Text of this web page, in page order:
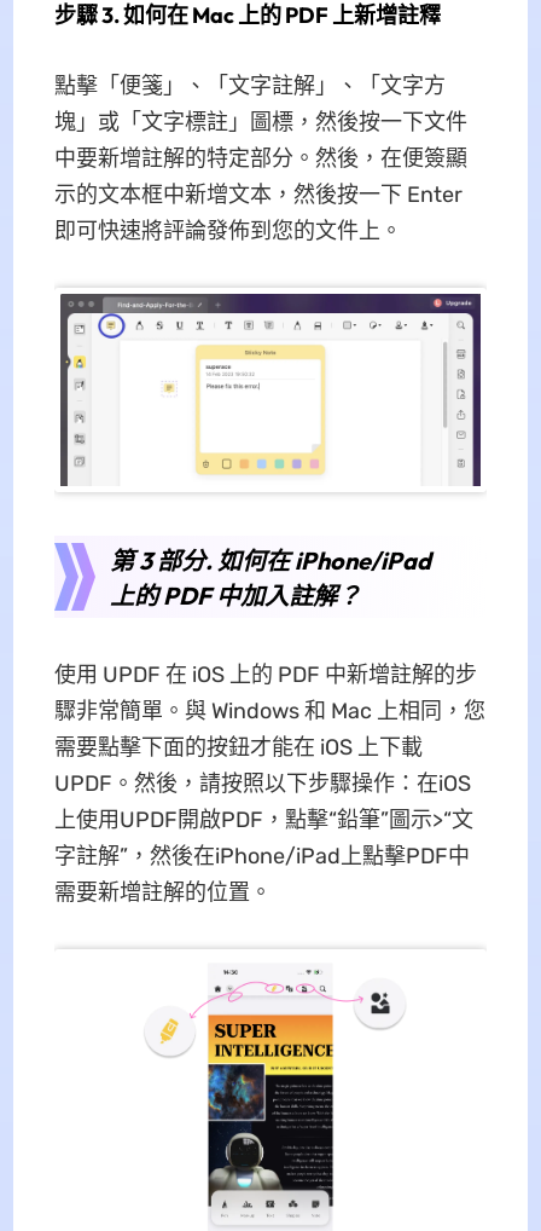
步驟 3. 如何在 Mac 上的 PDF 上新增註釋
點擊「便箋」、「文字註解」、「文字方
塊」或「文字標註」圖標，然後按一下文件
中要新增註解的特定部分。然後，在便簽顯
示的文本框中新增文本，然後按一下 Enter
即可快速將評論發佈到您的文件上。
第 3 部分. 如何在 iPhone/iPad
上的 PDF 中加入註解？
使用 UPDF 在 iOS 上的 PDF 中新增註解的步
驟非常簡單。與 Windows 和 Mac 上相同，您
需要點擊下面的按鈕才能在 iOS 上下載
UPDF。然後，請按照以下步驟操作：在iOS
上使用UPDF開啟PDF，點擊“鉛筆”圖示>“文
字註解”，然後在iPhone/iPad上點擊PDF中
需要新增註解的位置。